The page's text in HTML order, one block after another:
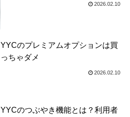
2026.02.10
YYCのプレミアムオプションは買
っちゃダメ
2026.02.10
YYCのつぶやき機能とは？利用者